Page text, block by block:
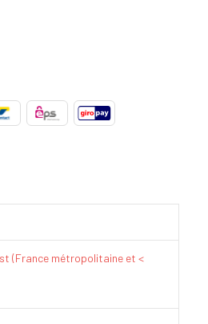
(France métropolitaine et <